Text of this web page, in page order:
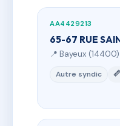
AA4429213
65-67 RUE
📍 Bayeux (14400)
Autre syndic